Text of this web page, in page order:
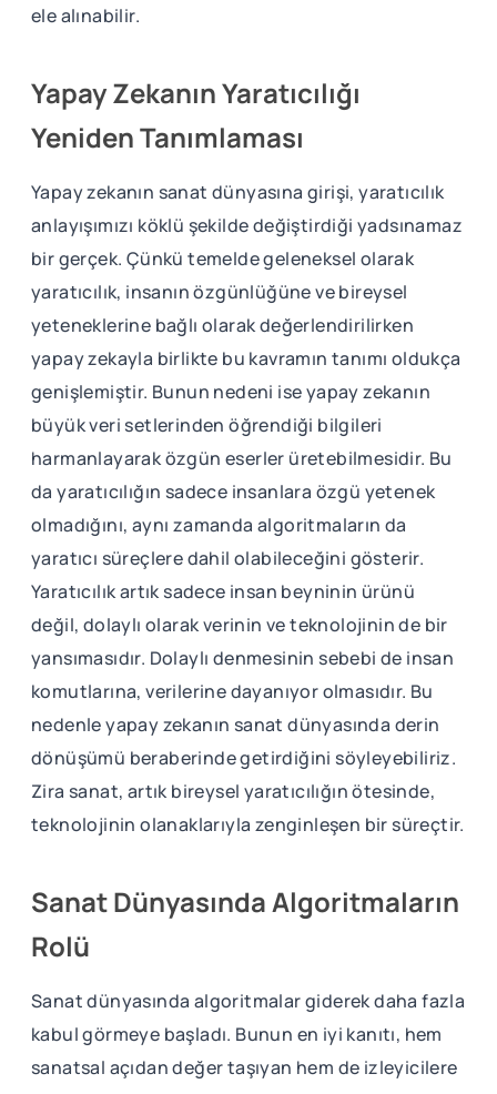
ele alınabilir.
Yapay Zekanın Yaratıcılığı
Yeniden Tanımlaması
Yapay zekanın sanat dünyasına girişi, yaratıcılık
anlayışımızı köklü şekilde değiştirdiği yadsınamaz
bir gerçek. Çünkü temelde geleneksel olarak
yaratıcılık, insanın özgünlüğüne ve bireysel
yeteneklerine bağlı olarak değerlendirilirken
yapay zekayla birlikte bu kavramın tanımı oldukça
genişlemiştir. Bunun nedeni ise yapay zekanın
büyük veri setlerinden öğrendiği bilgileri
harmanlayarak özgün eserler üretebilmesidir. Bu
da yaratıcılığın sadece insanlara özgü yetenek
olmadığını, aynı zamanda algoritmaların da
yaratıcı süreçlere dahil olabileceğini gösterir.
Yaratıcılık artık sadece insan beyninin ürünü
değil, dolaylı olarak verinin ve teknolojinin de bir
yansımasıdır. Dolaylı denmesinin sebebi de insan
komutlarına, verilerine dayanıyor olmasıdır. Bu
nedenle yapay zekanın sanat dünyasında derin
dönüşümü beraberinde getirdiğini söyleyebiliriz.
Zira sanat, artık bireysel yaratıcılığın ötesinde,
teknolojinin olanaklarıyla zenginleşen bir süreçtir.
Sanat Dünyasında Algoritmaların
Rolü
Sanat dünyasında algoritmalar giderek daha fazla
kabul görmeye başladı. Bunun en iyi kanıtı, hem
sanatsal açıdan değer taşıyan hem de izleyicilere